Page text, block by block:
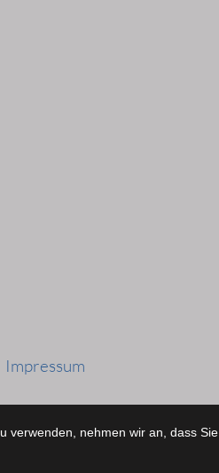
Impressum
verwenden, nehmen wir an, dass Sie